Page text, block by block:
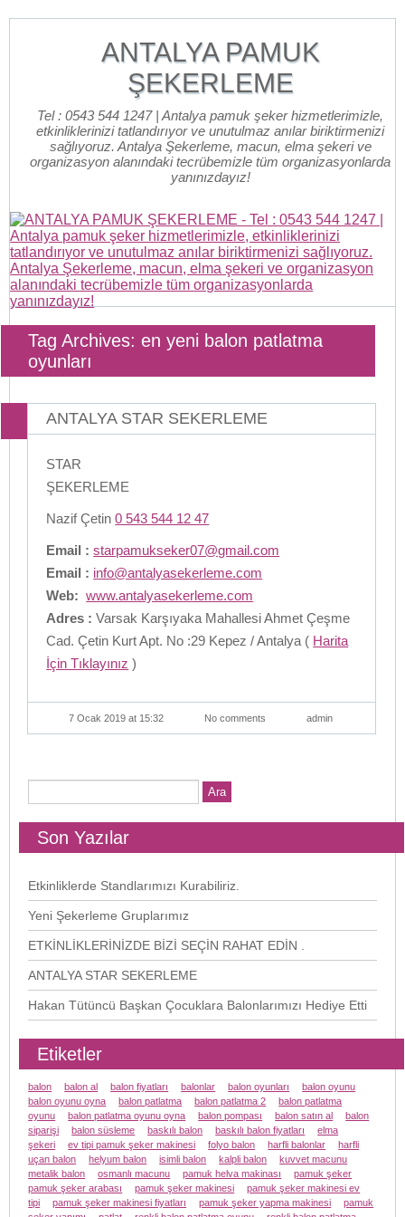
ANTALYA PAMUK
ŞEKERLEME
Tel : 0543 544 1247 | Antalya pamuk şeker hizmetlerimizle,
etkinliklerinizi tatlandırıyor ve unutulmaz anılar biriktirmenizi
sağlıyoruz. Antalya Şekerleme, macun, elma şekeri ve
organizasyon alanındaki tecrübemizle tüm organizasyonlarda
yanınızdayız!
Tag Archives: en yeni balon patlatma
oyunları
ANTALYA STAR SEKERLEME
STAR
ŞEKERLEME
Nazif Çetin0 543 544 12 47
Email : starpamukseker07@gmail.com
Email : info@antalyasekerleme.com
Web: www.antalyasekerleme.com
Adres : Varsak Karşıyaka Mahallesi Ahmet Çeşme
Cad. Çetin Kurt Apt. No :29 Kepez / Antalya ( Harita
İçin Tıklayınız )
7 Ocak 2019 at 15:32 No comments admin
Son Yazılar
Etkinliklerde Standlarımızı Kurabiliriz.
Yeni Şekerleme Gruplarımız
ETKİNLİKLERİNİZDE BİZİ SEÇİN RAHAT EDİN .
ANTALYA STAR SEKERLEME
Hakan Tütüncü Başkan Çocuklara Balonlarımızı Hediye Etti
Etiketler
balon balon al balon fiyatları balonlar balon oyunları
balon oyunu
balon oyunu oyna
balon patlatma balon patlatma 2
balon patlatma
oyunu
balon patlatma oyunu oyna balon pompası balon satın al
balon
siparişi
balon süsleme baskılı balon baskılı balon fiyatları
elma
şekeri
ev tipi pamuk şeker makinesi folyo balon harfli balonlar
harfli
uçan balon
helyum balon isimli balon kalpli balon
kuvvet macunu
metalik balon
osmanlı macunu pamuk helva makinası
pamuk şeker
pamuk şeker arabası
pamuk şeker makinesi
pamuk şeker makinesi ev
tipi
pamuk şeker makinesi fiyatları pamuk şeker yapma makinesi
pamuk